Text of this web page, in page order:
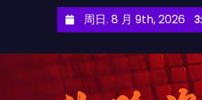
周日. 8 月 9th, 2026